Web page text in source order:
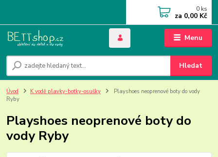
Menu
Hledat
0 ks
za 0,00 Kč
Úvod K vodě plavky-botky-osušky
Playshoes neoprenové boty do vody
Ryby
Playshoes neoprenové boty do
vody Ryby